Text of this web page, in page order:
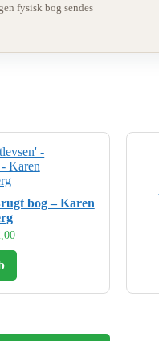
fysisk bog sendes
bog – Karen